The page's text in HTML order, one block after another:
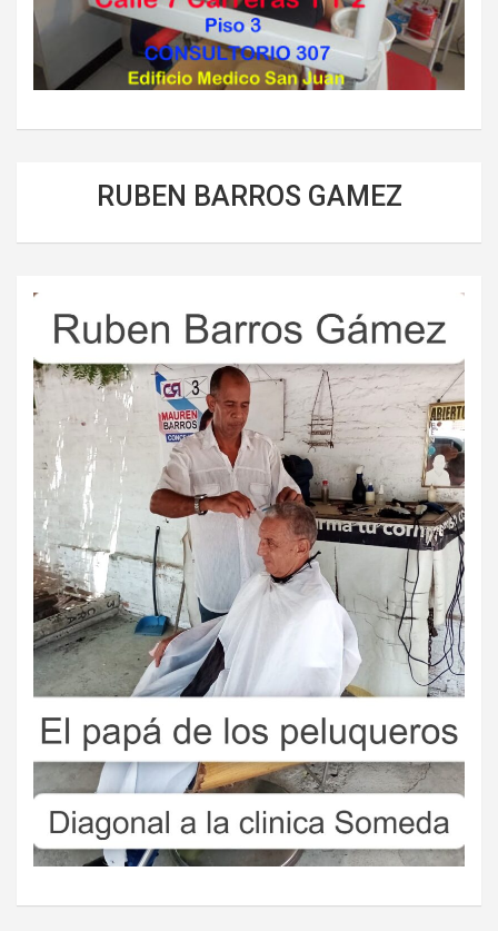
RUBEN BARROS GAMEZ